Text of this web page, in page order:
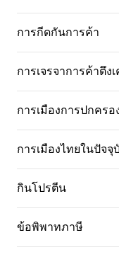
การกีดกันการค้า
การเจรจาการค้าตึง
การเมืองการปกคร
การเมืองไทยในปัจจุ
กินโปรตีน
ข้อพิพาทภาษี